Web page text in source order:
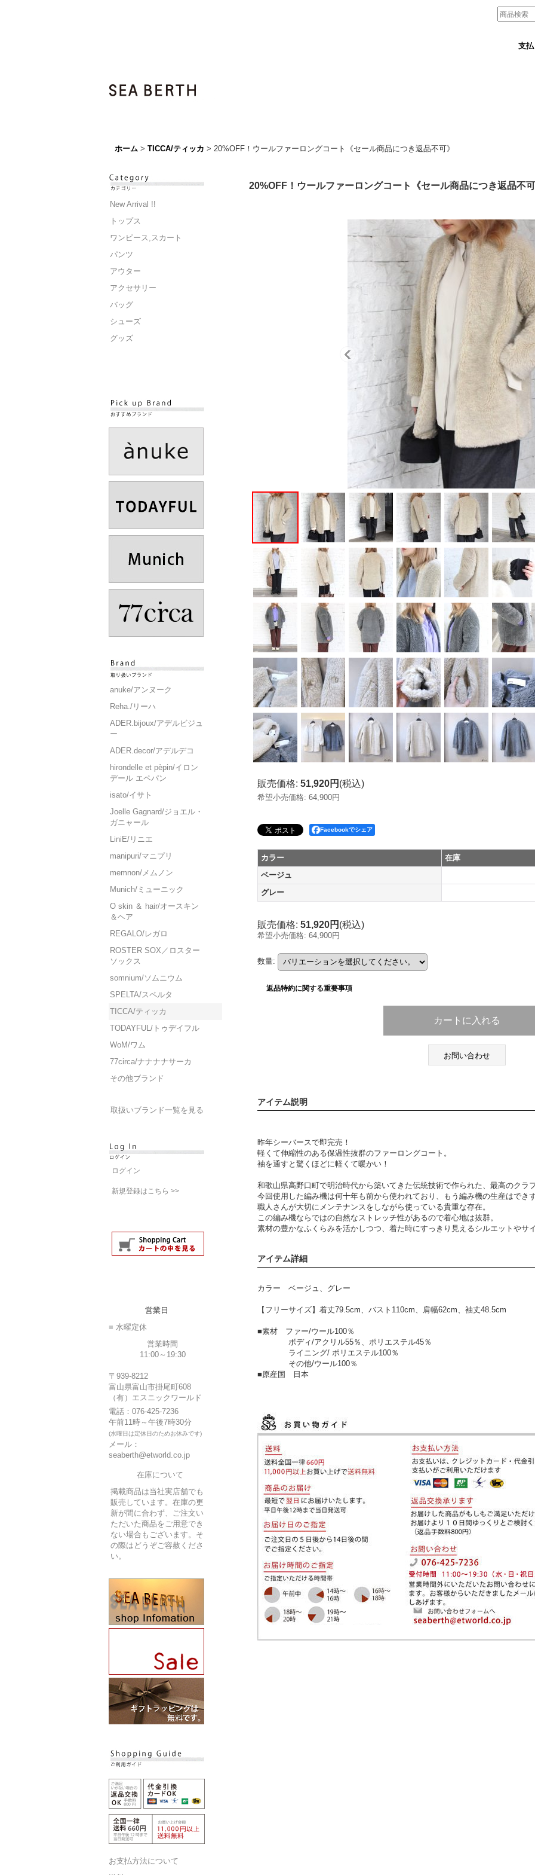
支払
ホーム > TICCA/ティッカ > 20%OFF！ウールファーロングコート《セール商品につき返品不可》
New Arrival !!
トップス
ワンピース,スカート
パンツ
アウター
アクセサリー
バッグ
シューズ
グッズ
anuke/アンヌーク
Reha./リーハ
ADER.bijoux/アデルビジュ
ー
ADER.decor/アデルデコ
hirondelle et pèpin/イロン
デール エペパン
isato/イサト
Joelle Gagnard/ジョエル・
ガニャール
LiniE/リニエ
manipuri/マニプリ
memnon/メムノン
Munich/ミューニック
O skin ＆ hair/オースキン
＆ヘア
REGALO/レガロ
ROSTER SOX／ロスター
ソックス
somnium/ソムニウム
SPELTA/スペルタ
TICCA/ティッカ
TODAYFUL/トゥデイフル
WoM/ワム
77circa/ナナナナサーカ
その他ブランド
取扱いブランド一覧を見る
ログイン
新規登録はこちら >>
営業日
■ 水曜定休
営業時間
11:00～19:30
〒939-8212
富山県富山市掛尾町608
（有）エスニックワールド
電話：076-425-7236
午前11時～午後7時30分
(水曜日は定休日のためお休みです)
メール：
seaberth@etworld.co.jp
在庫について
掲載商品は当社実店舗でも
販売しています。在庫の更
新が間に合わず、ご注文い
ただいた商品をご用意でき
ない場合もございます。そ
の際はどうぞご容赦くださ
い。
お支払方法について
20%OFF！ウールファーロングコート《セール商品につき返品不
販売価格: 51,920円 (税込)
希望小売価格: 64,900円
Facebookでシェア
カラー
在庫
ベージュ
グレー
販売価格: 51,920円 (税込)
希望小売価格: 64,900円
数量:
返品特約に関する重要事項
お問い合わせ
アイテム説明
昨年シーバースで即完売！
軽くて伸縮性のある保温性抜群のファーロングコート。
袖を通すと驚くほどに軽くて暖かい！
和歌山県高野口町で明治時代から築いてきた伝統技術で作られた、最高のクラ
今回使用した編み機は何十年も前から使われており、もう編み機の生産はでき
職人さんが大切にメンテナンスをしながら使っている貴重な存在。
この編み機ならではの自然なストレッチ性があるので着心地は抜群。
素材の豊かなふくらみを活かしつつ、着た時にすっきり見えるシルエットやサ
アイテム詳細
カラー ベージュ、グレー
【フリーサイズ】着丈79.5cm、バスト110cm、肩幅62cm、袖丈48.5cm
■素材 ファー/ウール100％
ボディ/アクリル55％、ポリエステル45％
ライニング/ ポリエステル100％
その他/ウール100％
■原産国 日本